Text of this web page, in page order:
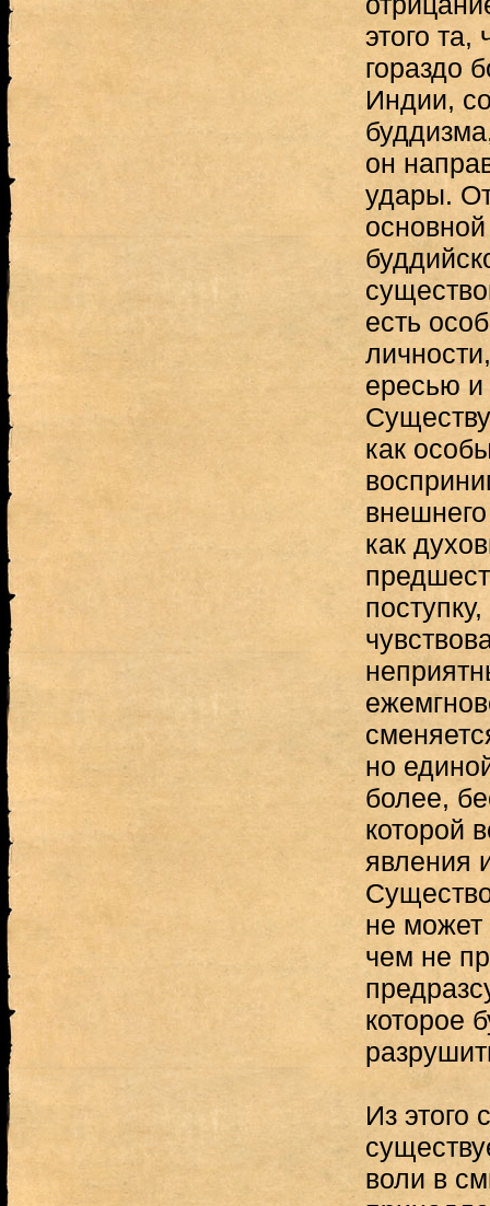
этого
гораздо
Индии,
он
удары.
есть
ересью и
как
как
но
более,
которой
явления
не может
чем не
которое
Из этого
воли в